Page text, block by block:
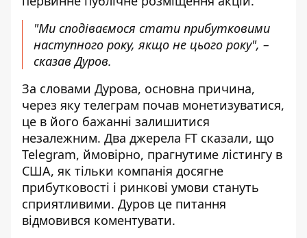
"Ми сподіваємося стати прибутковими
наступного року, якщо не цього року", –
сказав Дуров.
За словами Дурова, основна причина,
через яку телеграм почав монетизуватися,
це в його бажанні залишитися
незалежним. Два джерела FT сказали, що
Telegram, ймовірно, прагнутиме лістингу в
США, як тільки компанія досягне
прибутковості і ринкові умови стануть
сприятливими. Дуров це питання
відмовився коментувати.